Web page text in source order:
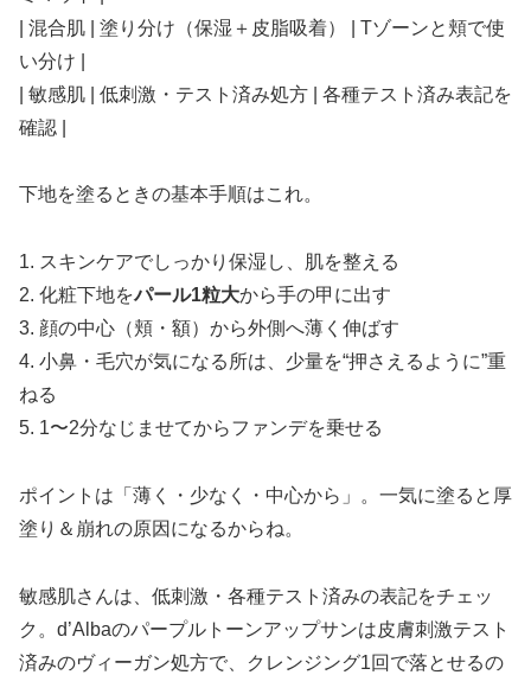
| 混合肌 | 塗り分け（保湿＋皮脂吸着） | Tゾーンと頬で使
い分け |
| 敏感肌 | 低刺激・テスト済み処方 | 各種テスト済み表記を
確認 |
下地を塗るときの基本手順はこれ。
1. スキンケアでしっかり保湿し、肌を整える
2. 化粧下地をパール1粒大から手の甲に出す
3. 顔の中心（頬・額）から外側へ薄く伸ばす
4. 小鼻・毛穴が気になる所は、少量を“押さえるように”重
ねる
5. 1〜2分なじませてからファンデを乗せる
ポイントは「薄く・少なく・中心から」。一気に塗ると厚
塗り＆崩れの原因になるからね。
敏感肌さんは、低刺激・各種テスト済みの表記をチェッ
ク。d’Albaのパープルトーンアップサンは皮膚刺激テスト
済みのヴィーガン処方で、クレンジング1回で落とせるの